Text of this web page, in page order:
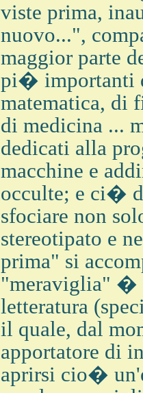
viste prima,
nuovo...",
maggior parte
pi� importanti
matematica, di
di medicina ...
dedicati alla
macchine e
occulte; e ci�
sfociare non
stereotipato e
prima" si
"meraviglia" �
letteratura
il quale, dal
apportatore di
aprirsi cio�